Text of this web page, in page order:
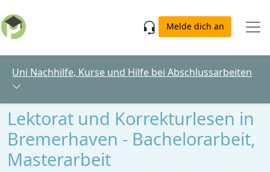
Melde dich an
Uni Nachhilfe, Kurse und Hilfe bei Abschlussarbeiten
Lektorat und Korrekturlesen in
Bremerhaven - Bachelorarbeit,
Masterarbeit